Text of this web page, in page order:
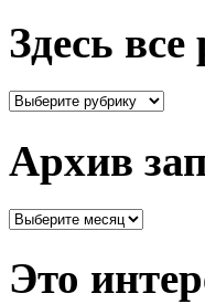
Здесь
Здесь
Архив
Архив
месяцам
Это